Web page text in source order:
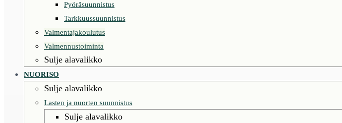
Pyöräsuunnistus
Tarkkuussuunnistus
Valmentajakoulutus
Valmennustoiminta
Sulje alavalikko
NUORISO
Sulje alavalikko
Lasten ja nuorten suunnistus
Sulje alavalikko